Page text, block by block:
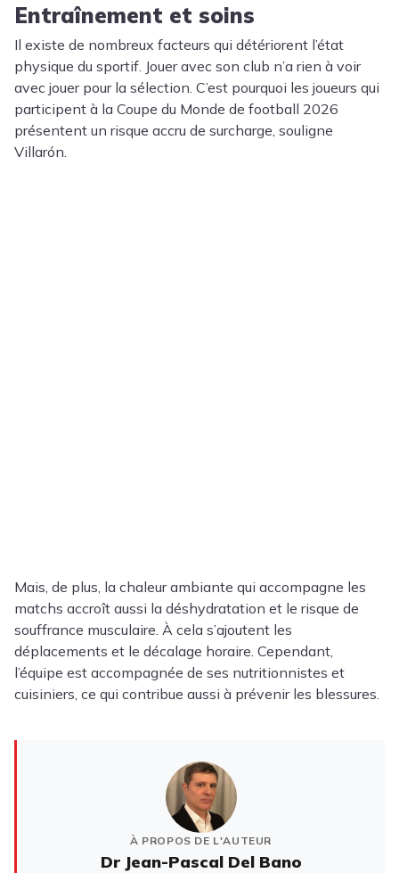
Entraînement et soins
Il existe de nombreux facteurs qui détériorent l’état
physique du sportif. Jouer avec son club n’a rien à voir
avec jouer pour la sélection. C’est pourquoi les joueurs qui
participent à la Coupe du Monde de football 2026
présentent un risque accru de surcharge, souligne
Villarón.
Mais, de plus, la chaleur ambiante qui accompagne les
matchs accroît aussi la déshydratation et le risque de
souffrance musculaire. À cela s’ajoutent les
déplacements et le décalage horaire. Cependant,
l’équipe est accompagnée de ses nutritionnistes et
cuisiniers, ce qui contribue aussi à prévenir les blessures.
À PROPOS DE L'AUTEUR
Dr Jean-Pascal Del Bano